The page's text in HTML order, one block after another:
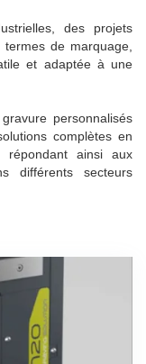
des projets
de marquage,
et adaptée à une
personnalisés
complètes en
ainsi aux
différents secteurs